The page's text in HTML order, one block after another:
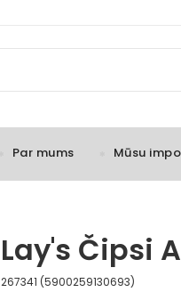
Par mums Mūsu
Lay's Čipsi
267341 (5900259130693)